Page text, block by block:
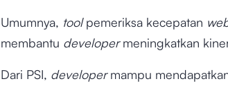
Umumnya, toolpemeriksa kecepatan
membantu developermeningkatkan
Dari PSI, developermampu